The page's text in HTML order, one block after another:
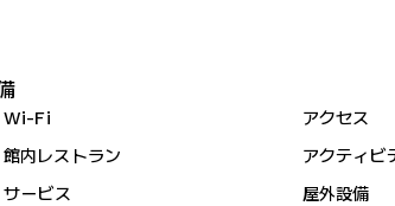
Wi-Fi アクセス
館内レストラン
アクティビ
サービス
屋外設備